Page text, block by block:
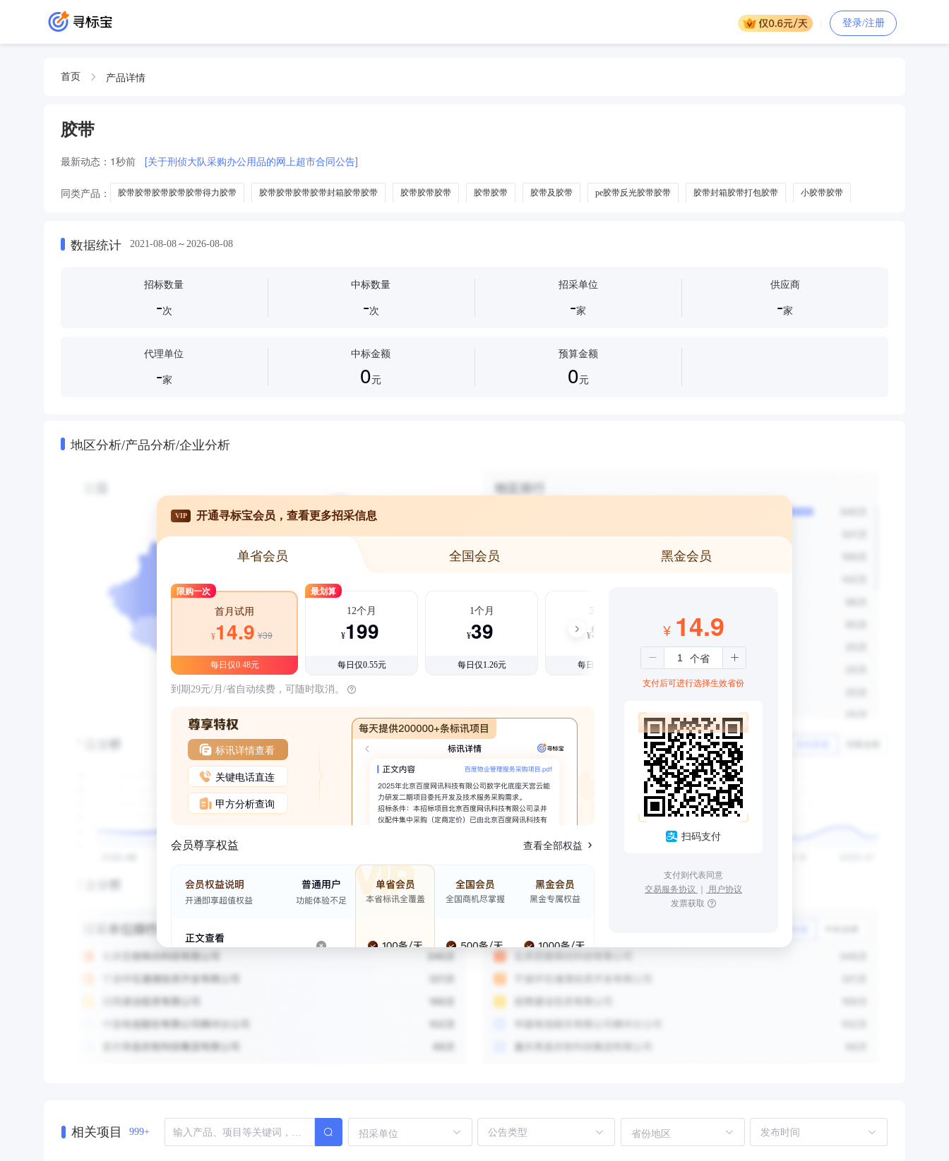
登录/注册
首页 产品详情
胶带
最新动态： 1秒前 [关于刑侦大队采购办公用品的网上超市合同公告]
同类产品： 胶带胶带胶带胶带胶带得力胶带 胶带胶带胶带胶带封箱胶带胶带 胶带胶带胶带 胶带胶带 胶带及胶带 pe胶带反光胶带胶带 胶带封箱胶带打包胶带 小胶带胶带
数据统计 2021-08-08～2026-08-08
招标数量
-次
中标数量
-次
招采单位
-家
供应商
-家
代理单位
-家
中标金额
0元
预算金额
0元
地区分析/产品分析/企业分析
VIP 开通寻标宝会员，查看更多招采信息
单省会员 全国会员 黑金会员
限购一次
首月试用
¥14.9 ¥39
每日仅0.48元
最划算
12个月
¥199
每日仅0.55元
1个月
¥39
每日仅1.26元
3个月
¥99
每日仅1.08元
到期29元/月/省自动续费，可随时取消。
标讯详情查看
关键电话直连
甲方分析查询
会员尊享权益 查看全部权益
¥ 14.9
支付后可进行选择生效省份
扫码支付
支付则代表同意
交易服务协议 ｜ 用户协议
发票获取
相关项目 999+ 招采单位 省份地区